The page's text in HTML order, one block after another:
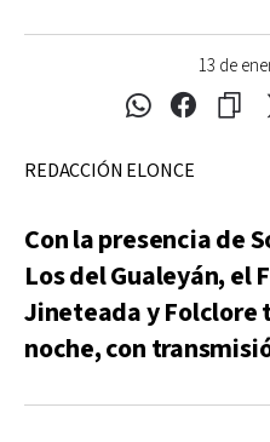
13 de
REDACCIÓN ELONCE
Con la presencia de
Los del Gualeyán, el
Jineteada y Folclore
noche, con